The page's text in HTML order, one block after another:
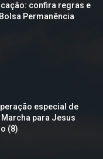
confira regras e
Permanência
especial de
para Jesus
(8)